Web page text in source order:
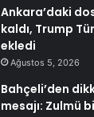
Ankara’daki
kaldı, Trump
ekledi
Ağustos 5, 2026
Bahçeli’den
mesajı: Zulmü